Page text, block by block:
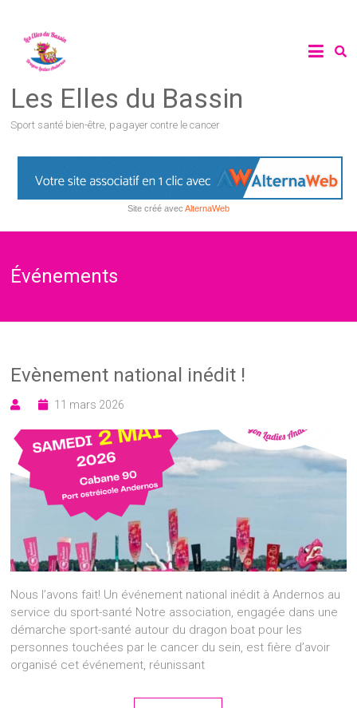
Les Elles du Bassin
Sport santé bien-être, pagayer contre le cancer
Site créé avec AlternaWeb
Événements
Evènement national inédit !
11 mars 2026
Nous l’avons fait! Un événement national inédit à Andernos au
service du sport-santé Notre association, engagée dans une
démarche sport-santé autour du dragon boat pour les
personnes touchées par le cancer du sein, est fière d’avoir
organisé cet événement, réunissant